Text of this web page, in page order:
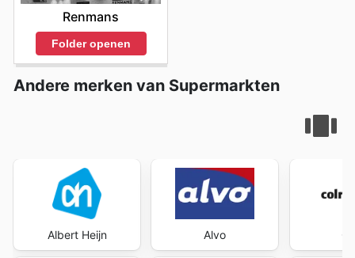
Renmans
Folder openen
Andere merken van Supermarkten
Albert Heijn Alvo